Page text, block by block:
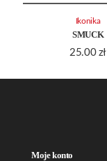
SMUCK
25.00 zł
Ikonika
Moje konto